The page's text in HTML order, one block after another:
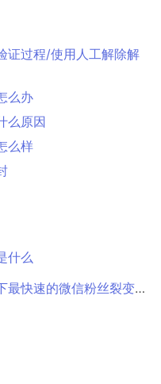
证过程/使用人工解除解
么办
么原因
么样
什么
的微信粉丝裂变的技巧分享